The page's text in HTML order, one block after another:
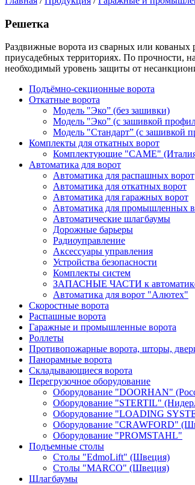
Решетка
Раздвижные ворота из сварных или
приусадебных территориях. По прочности,
необходимый уровень защиты от
Подъёмно-секционные ворота
Откатные ворота
Модель "Эко” (без зашивки)
Модель "Эко” (с зашивкой
Модель "Стандарт” (с зашивкой
Комплекты для откатных ворот
Комплектующие "CAME"
Автоматика для ворот
Автоматика для распашных ворот
Автоматика для откатных ворот
Автоматика для гаражных ворот
Автоматика для промышленных
Автоматические шлагбаумы
Дорожные барьеры
Радиоуправление
Аксессуары управления
Устройства безопасности
Комплекты систем
ЗАПАСНЫЕ ЧАСТИ к
Автоматика для ворот "Алютех"
Скоростные ворота
Распашные ворота
Гаражные и промышленные ворота
Роллеты
Противопожарные ворота, шторы,
Панорамные ворота
Складывающиеся ворота
Перегрузочное оборудование
Оборудование "DOORHAN"
Оборудование "STERTIL"
Оборудование "LOADING
Оборудование "СRAWFORD"
Оборудование "PROMSTAHL"
Подъемные столы
Столы "EdmoLift" (Швеция)
Столы "MARCO" (Швеция)
Шлагбаумы